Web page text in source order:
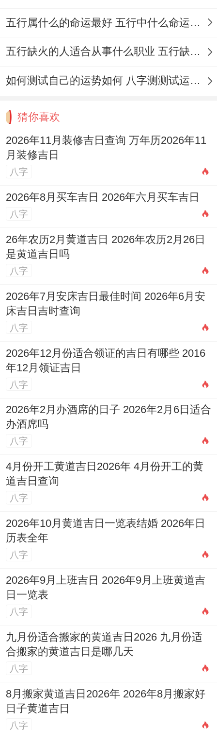
五行属什么的命运最好 五行中什么命运势旺盛
五行缺火的人适合从事什么职业 五行缺火的人适合从事的职业有哪些
如何测试自己的运势如何 八字测测试运运程
猜你喜欢
2026年11月装修吉日查询 万年历2026年11
月装修吉日
八字
2026年8月买车吉日 2026年六月买车吉日
八字
26年农历2月黄道吉日 2026年农历2月26日
是黄道吉日吗
八字
2026年7月安床吉日最佳时间 2026年6月安
床吉日吉时查询
八字
2026年12月份适合领证的吉日有哪些 2016
年12月领证吉日
八字
2026年2月办酒席的日子 2026年2月6日适合
办酒席吗
八字
4月份开工黄道吉日2026年 4月份开工的黄
道吉日查询
八字
2026年10月黄道吉日一览表结婚 2026年日
历表全年
八字
2026年9月上班吉日 2026年9月上班黄道吉
日一览表
八字
九月份适合搬家的黄道吉日2026 九月份适
合搬家的黄道吉日是哪几天
八字
8月搬家黄道吉日2026年 2026年8月搬家好
日子黄道吉日
八字